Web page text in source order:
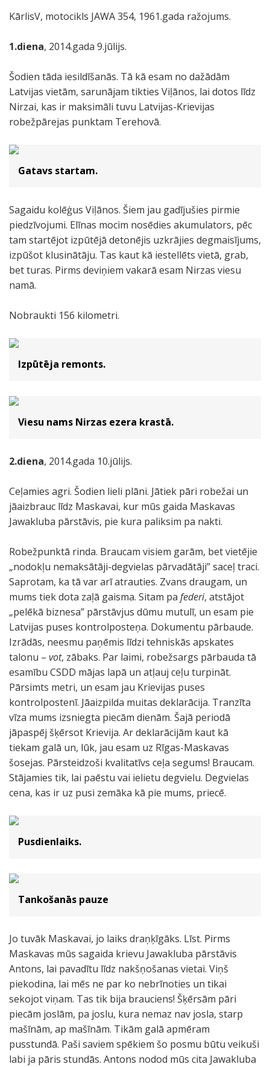
KārlisV, motocikls JAWA 354, 1961.gada ražojums.
1.diena, 2014.gada 9.jūlijs.
Šodien tāda iesildīšanās. Tā kā esam no dažādām
Latvijas vietām, sarunājam tikties Viļānos, lai dotos līdz
Nirzai, kas ir maksimāli tuvu Latvijas-Krievijas
robežpārejas punktam Terehovā.
Gatavs startam.
Sagaidu kolēģus Viļānos. Šiem jau gadījušies pirmie
piedzīvojumi. Elīnas mocim nosēdies akumulators, pēc
tam startējot izpūtējā detonējis uzkrājies degmaisījums,
izpūšot klusinātāju. Tas kaut kā iestellēts vietā, grab,
bet turas. Pirms deviņiem vakarā esam Nirzas viesu
namā.
Nobraukti 156 kilometri.
Izpūtēja remonts.
Viesu nams Nirzas ezera krastā.
2.diena, 2014.gada 10.jūlijs.
Ceļamies agri. Šodien lieli plāni. Jātiek pāri robežai un
jāaizbrauc līdz Maskavai, kur mūs gaida Maskavas
Jawakluba pārstāvis, pie kura paliksim pa nakti.
Robežpunktā rinda. Braucam visiem garām, bet vietējie
„nodokļu nemaksātāji-degvielas pārvadātāji” saceļ traci.
Saprotam, ka tā var arī atrauties. Zvans draugam, un
mums tiek dota zaļā gaisma. Sitam pa federi, atstājot
„pelēkā biznesa” pārstāvjus dūmu mutulī, un esam pie
Latvijas puses kontrolposteņa. Dokumentu pārbaude.
Izrādās, neesmu paņēmis līdzi tehniskās apskates
talonu – vot, zābaks. Par laimi, robežsargs pārbauda tā
esamību CSDD mājas lapā un atļauj ceļu turpināt.
Pārsimts metri, un esam jau Krievijas puses
kontrolpostenī. Jāaizpilda muitas deklarācija. Tranzīta
vīza mums izsniegta piecām dienām. Šajā periodā
jāpaspēj šķērsot Krievija. Ar deklarācijām kaut kā
tiekam galā un, lūk, jau esam uz Rīgas-Maskavas
šosejas. Pārsteidzoši kvalitatīvs ceļa segums! Braucam.
Stājamies tik, lai paēstu vai ielietu degvielu. Degvielas
cena, kas ir uz pusi zemāka kā pie mums, priecē.
Pusdienlaiks.
Tankošanās pauze
Jo tuvāk Maskavai, jo laiks draņķīgāks. Līst. Pirms
Maskavas mūs sagaida krievu Jawakluba pārstāvis
Antons, lai pavadītu līdz nakšņošanas vietai. Viņš
piekodina, lai mēs ne par ko nebrīnoties un tikai
sekojot viņam. Tas tik bija brauciens! Šķērsām pāri
piecām joslām, pa joslu, kura nemaz nav josla, starp
mašīnām, ap mašīnām. Tikām galā apmēram
pusstundā. Paši saviem spēkiem šo posmu būtu veikuši
labi ja pāris stundās. Antons nodod mūs cita Jawakluba